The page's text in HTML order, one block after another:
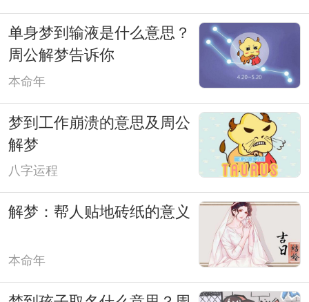
单身梦到输液是什么意思？
周公解梦告诉你
本命年
梦到工作崩溃的意思及周公
解梦
八字运程
解梦：帮人贴地砖纸的意义
本命年